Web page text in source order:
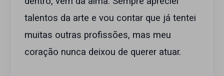
talentos da arte e vou contar que já tentei
muitas outras profissões, mas meu
coração nunca deixou de querer atuar.